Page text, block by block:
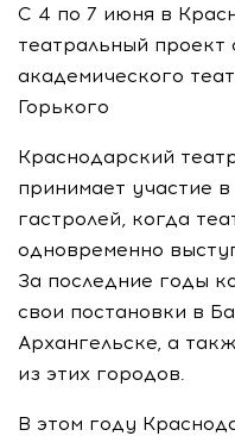
С 4 по 7 июня в
театральный проект
академического
Горького
Краснодарский
принимает участие
гастролей, когда
одновременно
За последние годы
свои постановки в
Архангельске, а
из этих городов.
В этом году